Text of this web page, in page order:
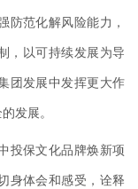
防范化解风险能力，
，以可持续发展为导
团发展中发挥更大作
发展。
投保文化品牌焕新项
身体会和感受，诠释